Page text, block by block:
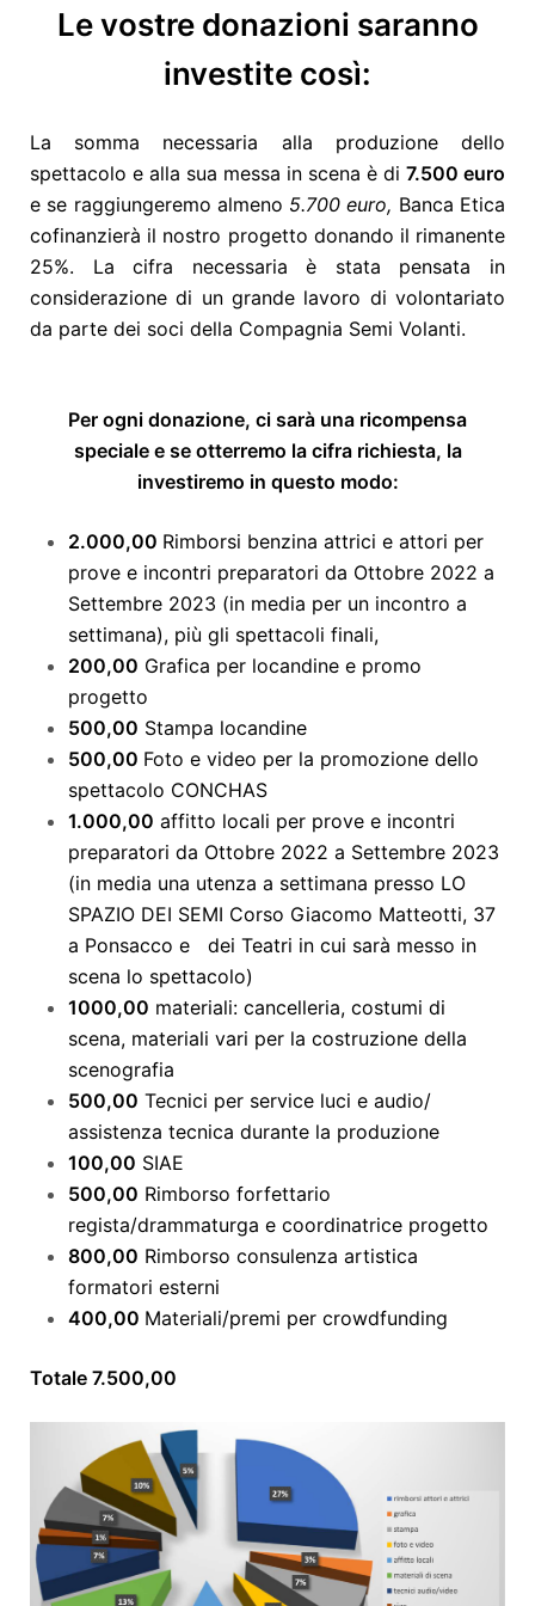
Le vostre donazioni saranno
investite così:
La somma necessaria alla produzione dello
spettacolo e alla sua messa in scena è di 7.500 euro
e se raggiungeremo almeno 5.700 euro, Banca Etica
cofinanzierà il nostro progetto donando il rimanente
25%. La cifra necessaria è stata pensata in
considerazione di un grande lavoro di volontariato
da parte dei soci della Compagnia Semi Volanti.
Per ogni donazione, ci sarà una ricompensa
speciale e se otterremo la cifra richiesta, la
investiremo in questo modo:
2.000,00 Rimborsi benzina attrici e attori per
prove e incontri preparatori da Ottobre 2022 a
Settembre 2023 (in media per un incontro a
settimana), più gli spettacoli finali,
200,00 Grafica per locandine e promo
progetto
500,00 Stampa locandine
500,00 Foto e video per la promozione dello
spettacolo CONCHAS
1.000,00 affitto locali per prove e incontri
preparatori da Ottobre 2022 a Settembre 2023
(in media una utenza a settimana presso LO
SPAZIO DEI SEMI Corso Giacomo Matteotti, 37
a Ponsacco e dei Teatri in cui sarà messo in
scena lo spettacolo)
1000,00 materiali: cancelleria, costumi di
scena, materiali vari per la costruzione della
scenografia
500,00 Tecnici per service luci e audio/
assistenza tecnica durante la produzione
100,00 SIAE
500,00 Rimborso forfettario
regista/drammaturga e coordinatrice progetto
800,00 Rimborso consulenza artistica
formatori esterni
400,00 Materiali/premi per crowdfunding
Totale 7.500,00